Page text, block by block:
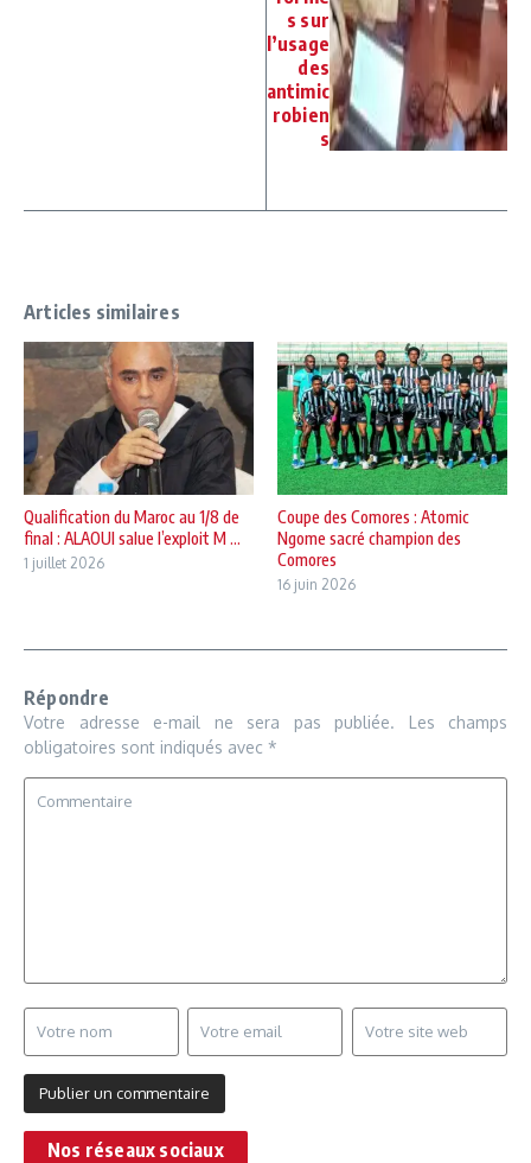
s sur
l’usage
des
antimic
robien
s
Articles similaires
Qualification du Maroc au 1/8 de
final : ALAOUI salue l’exploit M ...
1 juillet 2026
Coupe des Comores : Atomic
Ngome sacré champion des
Comores
16 juin 2026
Répondre
Votre adresse e-mail ne sera pas publiée.
Les champs
obligatoires sont indiqués avec *
Nos réseaux sociaux